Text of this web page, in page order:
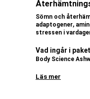
Sömn och
adaptogener,
stressen i
Vad ingår i
Body Science
Adaptogen
Läs mer